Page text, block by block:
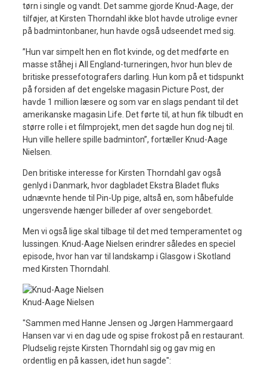
tørn i single og vandt. Det samme gjorde Knud-Aage, der
tilføjer, at Kirsten Thorndahl ikke blot havde utrolige evner
på badmintonbaner, hun havde også udseendet med sig.
”Hun var simpelt hen en flot kvinde, og det medførte en
masse ståhej i All England-turneringen, hvor hun blev de
britiske pressefotografers darling. Hun kom på et tidspunkt
på forsiden af det engelske magasin Picture Post, der
havde 1 million læsere og som var en slags pendant til det
amerikanske magasin Life. Det førte til, at hun fik tilbudt en
større rolle i et filmprojekt, men det sagde hun dog nej til.
Hun ville hellere spille badminton”, fortæller Knud-Aage
Nielsen.
Den britiske interesse for Kirsten Thorndahl gav også
genlyd i Danmark, hvor dagbladet Ekstra Bladet fluks
udnævnte hende til Pin-Up pige, altså en, som håbefulde
ungersvende hænger billeder af over sengebordet.
Men vi også lige skal tilbage til det med temperamentet og
lussingen. Knud-Aage Nielsen erindrer således en speciel
episode, hvor han var til landskamp i Glasgow i Skotland
med Kirsten Thorndahl.
Knud-Aage Nielsen
"Sammen med Hanne Jensen og Jørgen Hammergaard
Hansen var vi en dag ude og spise frokost på en restaurant.
Pludselig rejste Kirsten Thorndahl sig og gav mig en
ordentlig en på kassen, idet hun sagde":